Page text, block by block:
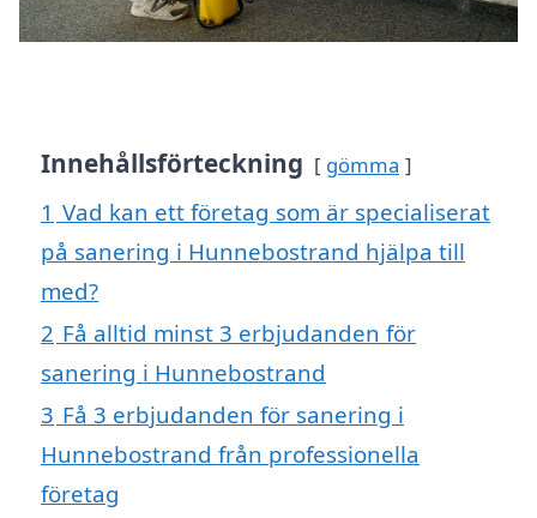
Innehållsförteckning gömma
1 Vad kan ett företag som är specialiserat
på sanering i Hunnebostrand hjälpa till
med?
2 Få alltid minst 3 erbjudanden för
sanering i Hunnebostrand
3 Få 3 erbjudanden för sanering i
Hunnebostrand från professionella
företag